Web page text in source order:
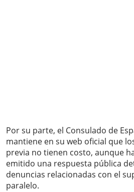
Por su parte, el Consulado de
mantiene en su web oficial que
previa no tienen costo, aunque
emitido una respuesta pública
denuncias relacionadas con el
paralelo.